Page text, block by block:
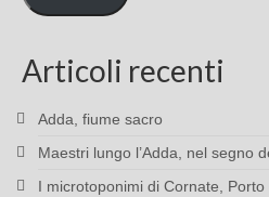
Articoli recenti
Adda, fiume sacro
Maestri lungo l’Adda, nel segno
I microtoponimi di Cornate,